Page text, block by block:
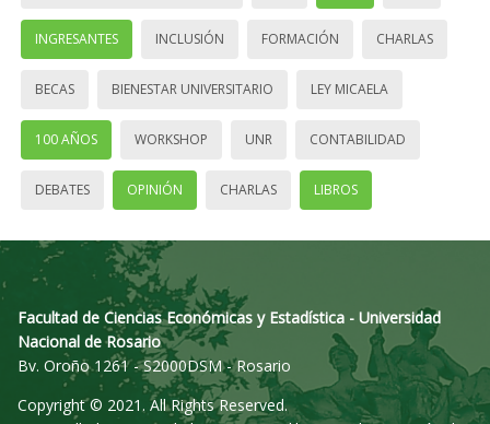
INGRESANTES INCLUSIÓN FORMACIÓN CHARLAS
BECAS BIENESTAR UNIVERSITARIO LEY MICAELA
100 AÑOS WORKSHOP UNR CONTABILIDAD
DEBATES OPINIÓN CHARLAS LIBROS
Facultad de Ciencias Económicas y Estadística - Universidad
Nacional de Rosario
Bv. Oroño 1261 - S2000DSM - Rosario
Copyright © 2021. All Rights Reserved.